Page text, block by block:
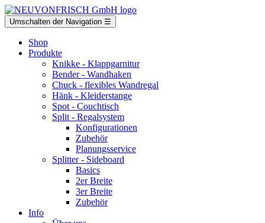
Umschalten der Navigation ☰
Shop
Produkte
Knikke - Klappgarnitur
Bender- Wandhaken
Chuck - flexibles Wandregal
Hänk - Kleiderstange
Spot - Couchtisch
Split - Regalsystem
Konfigurationen
Zubehör
Planungsservice
Splitter- Sideboard
Basics
2er Breite
3er Breite
Zubehör
Info